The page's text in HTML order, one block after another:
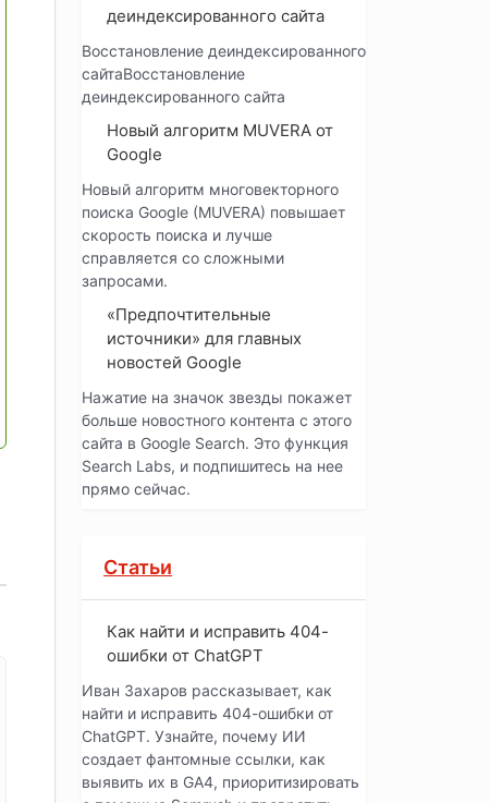
деиндексированного сайта
Восстановление деиндексированного
сайтаВосстановление
деиндексированного сайта
Новый алгоритм MUVERA от
Google
Новый алгоритм многовекторного
поиска Google (MUVERA) повышает
скорость поиска и лучше
справляется со сложными
запросами.
«Предпочтительные
источники» для главных
новостей Google
Нажатие на значок звезды покажет
больше новостного контента с этого
сайта в Google Search. Это функция
Search Labs, и подпишитесь на нее
прямо сейчас.
Статьи
Как найти и исправить 404-
ошибки от ChatGPT
Иван Захаров рассказывает, как
найти и исправить 404-ошибки от
ChatGPT. Узнайте, почему ИИ
создает фантомные ссылки, как
выявить их в GA4, приоритизировать